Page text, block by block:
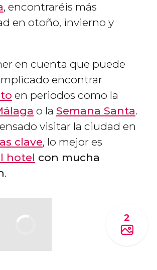
, encontraréis más
en otoño, invierno y
en cuenta que puede
encontrar
en periodos como la
o la Semana Santa.
visitar la ciudad en
clave, lo mejor es
hotel con mucha
.
2